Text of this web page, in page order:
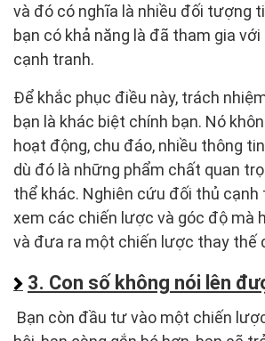
và đó có nghĩa là nhiều đối tượng
bạn có khả năng là đã tham gia
cạnh tranh.
Để khắc phục điều này, trách
bạn là khác biệt chính bạn. Nó
hoạt động, chu đáo, nhiều thông
dù đó là những phẩm chất quan
thể khác. Nghiên cứu đối thủ cạnh
xem các chiến lược và góc độ mà
và đưa ra một chiến lược thay thế
3. Con số không nói lên
Bạn còn đầu tư vào một chiến